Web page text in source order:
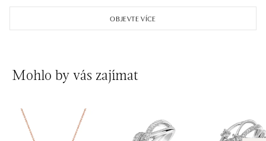
OBJEVTE VÍCE
Mohlo by vás zajímat